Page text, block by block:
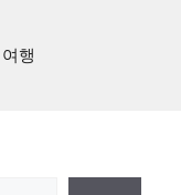
여행